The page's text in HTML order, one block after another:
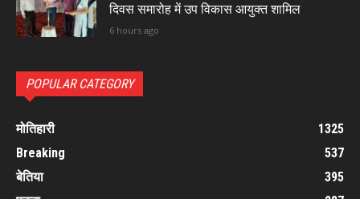
दिवस समारोह में उप विकास आयुक्त शामिल
6 hours ago
POPULAR CATEGORY
मोतिहारी
1325
Breaking
537
बेतिया
395